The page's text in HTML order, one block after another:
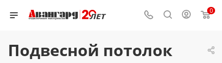
0
Подвесной потолок